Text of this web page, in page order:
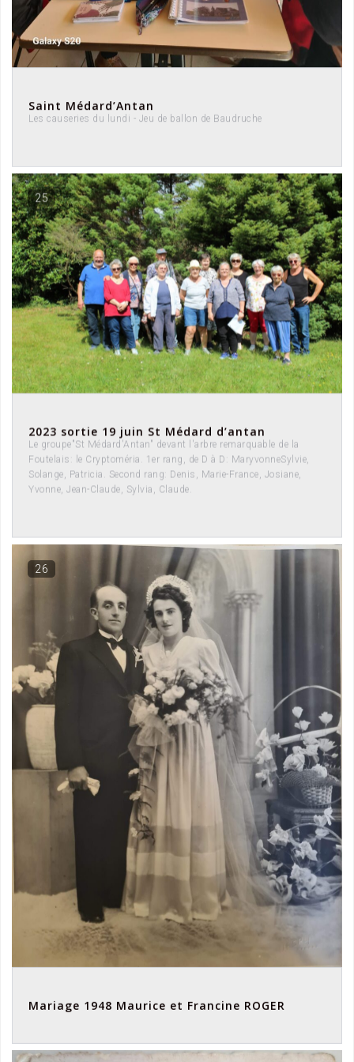
Saint Médard’Antan
Les causeries du lundi - Jeu de ballon de Baudruche
2023 sortie 19 juin St Médard d’antan
Le groupe"St Médard'Antan" devant l'arbre remarquable de la
Foutelais: le Cryptoméria. 1er rang, de D à D: MaryvonneSylvie,
Solange, Patricia. Second rang: Denis, Marie-France, Josiane,
Yvonne, Jean-Claude, Sylvia, Claude.
25
Mariage 1948 Maurice et Francine ROGER
26